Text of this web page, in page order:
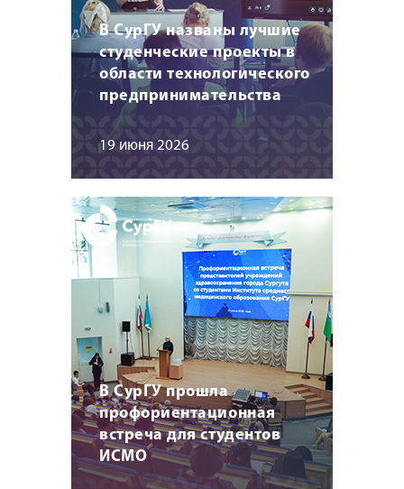
В СурГУ названы лучшие
студенческие проекты в
области технологического
предпринимательства
19 июня 2026
В СурГУ прошла
профориентационная
встреча для студентов
ИСМО